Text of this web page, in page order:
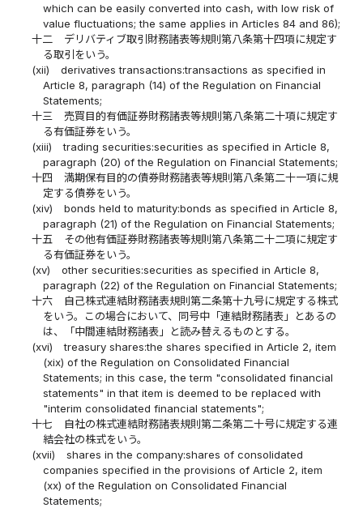
which can be easily converted into cash, with low risk of
value fluctuations; the same applies in Articles 84 and 86);
十二
デリバティブ取引財務諸表等規則第八条第十四項に規定す
る取引をいう。
(xii)
derivatives transactions:transactions as specified in
Article 8, paragraph (14) of the Regulation on Financial
Statements;
十三
売買目的有価証券財務諸表等規則第八条第二十項に規定す
る有価証券をいう。
(xiii)
trading securities:securities as specified in Article 8,
paragraph (20) of the Regulation on Financial Statements;
十四
満期保有目的の債券財務諸表等規則第八条第二十一項に規
定する債券をいう。
(xiv)
bonds held to maturity:bonds as specified in Article 8,
paragraph (21) of the Regulation on Financial Statements;
十五
その他有価証券財務諸表等規則第八条第二十二項に規定す
る有価証券をいう。
(xv)
other securities:securities as specified in Article 8,
paragraph (22) of the Regulation on Financial Statements;
十六
自己株式連結財務諸表規則第二条第十九号に規定する株式
をいう。この場合において、同号中「連結財務諸表」とあるの
は、「中間連結財務諸表」と読み替えるものとする。
(xvi)
treasury shares:the shares specified in Article 2, item
(xix) of the Regulation on Consolidated Financial
Statements; in this case, the term "consolidated financial
statements" in that item is deemed to be replaced with
"interim consolidated financial statements";
十七
自社の株式連結財務諸表規則第二条第二十号に規定する連
結会社の株式をいう。
(xvii)
shares in the company:shares of consolidated
companies specified in the provisions of Article 2, item
(xx) of the Regulation on Consolidated Financial
Statements;